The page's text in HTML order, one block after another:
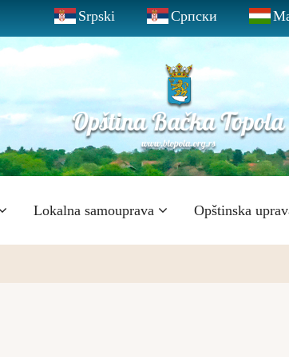
Srpski Српски
Lokalna samouprava Opštinska